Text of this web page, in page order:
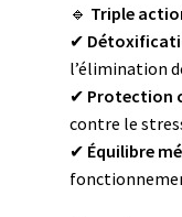
s
p
o
n
i
b
l
🔹 Triple
✔
l’élimination
✔ Protection
contre le
✔ Équilibre